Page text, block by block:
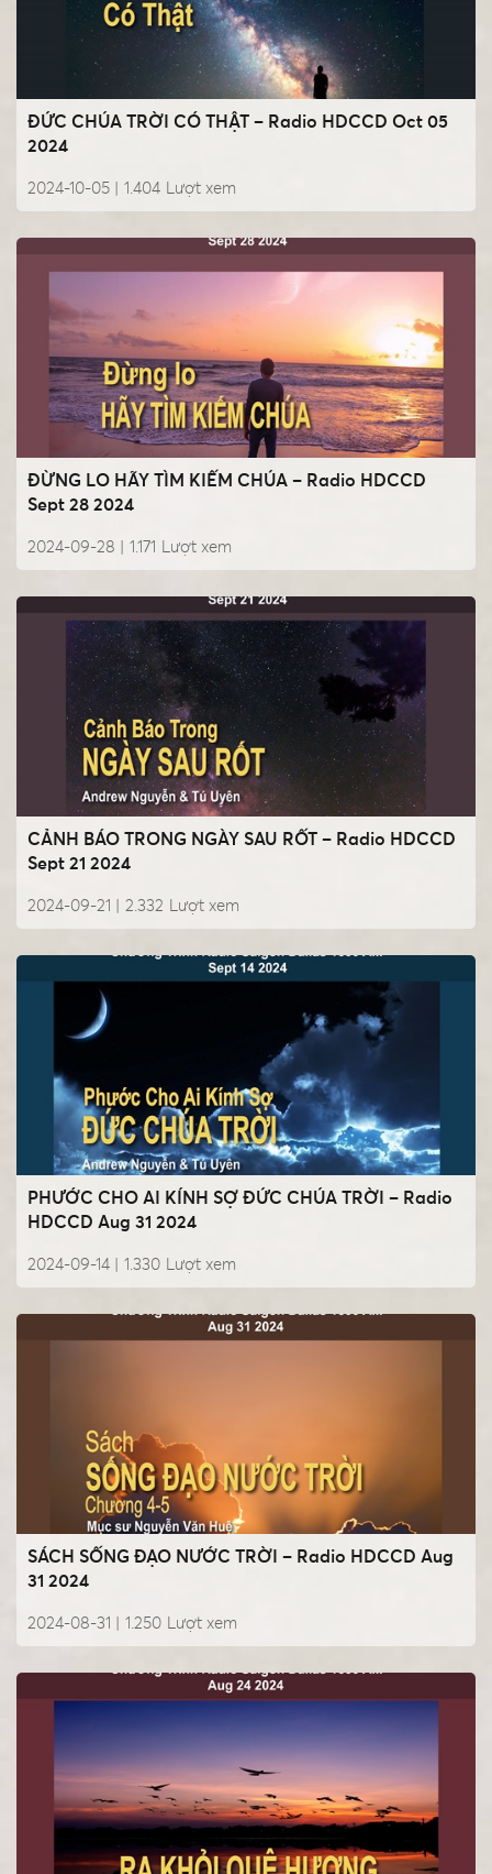
ĐỨC CHÚA TRỜI CÓ THẬT – Radio HDCCD Oct 05
2024
2024-10-05 | Lượt xem
1.404
ĐỪNG LO HÃY TÌM KIẾM CHÚA – Radio HDCCD
Sept 28 2024
2024-09-28 | Lượt xem
1.171
CẢNH BÁO TRONG NGÀY SAU RỐT – Radio HDCCD
Sept 21 2024
2024-09-21 | Lượt xem
2.332
PHƯỚC CHO AI KÍNH SỢ ĐỨC CHÚA TRỜI – Radio
HDCCD Aug 31 2024
2024-09-14 | Lượt xem
1.330
SÁCH SỐNG ĐẠO NƯỚC TRỜI – Radio HDCCD Aug
31 2024
2024-08-31 | Lượt xem
1.250